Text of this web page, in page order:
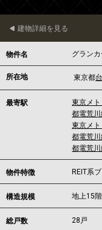
建物詳細を見る
物件名 グラン
所在地 東京都
最寄駅 東京メ
都電荒川
東京メ
都電荒川
都電荒川
物件特徴 REIT系
構造規模 地上15
総戸数 28戸